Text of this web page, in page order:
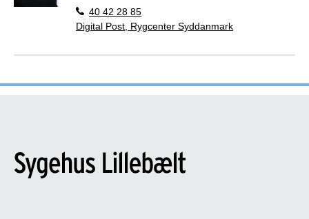
40 42 28 85
Digital Post, Rygcenter Syddanmark